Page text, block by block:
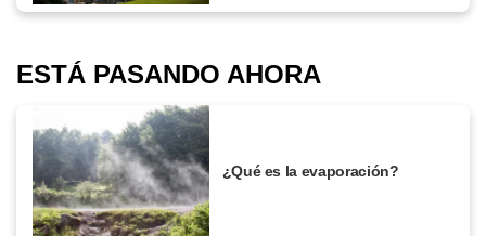
ESTÁ PASANDO AHORA
¿Qué es la evaporación?